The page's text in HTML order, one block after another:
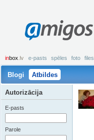
amigos
inbox .lv e-pasts spēles foto files
Blogi Atbildes
Autorizācija
E-pasts
Parole